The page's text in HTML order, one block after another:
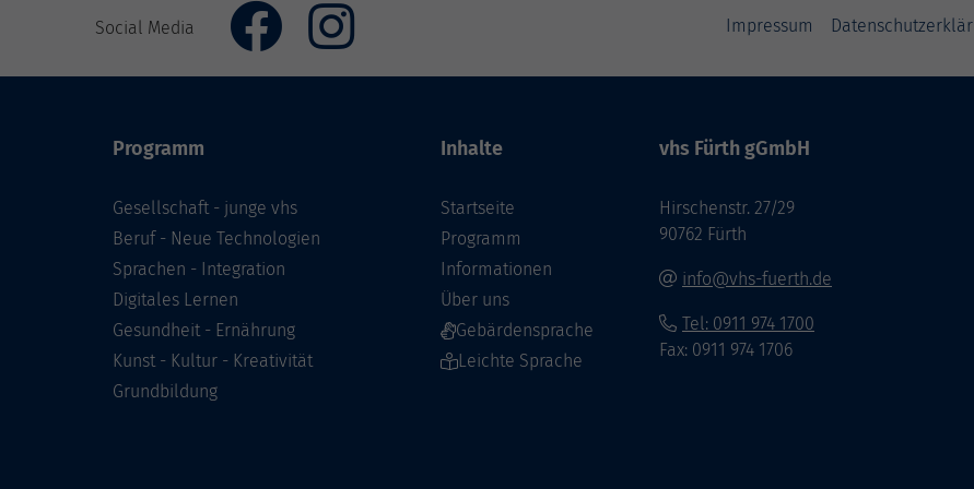
Social Media Impressum
Programm
Gesellschaft - junge vhs
Beruf - Neue Technologien
Sprachen - Integration
Digitales Lernen
Gesundheit - Ernährung
Kunst - Kultur - Kreativität
Grundbildung
Inhalte
Startseite
Programm
Informationen
Über uns
Gebärdensprache
Leichte Sprache
vhs Fürth gGmbH
Hirschenstr. 27/29
90762 Fürth
info@vhs-fuerth.de
Tel: 0911 974 1700
Fax: 0911 974 1706